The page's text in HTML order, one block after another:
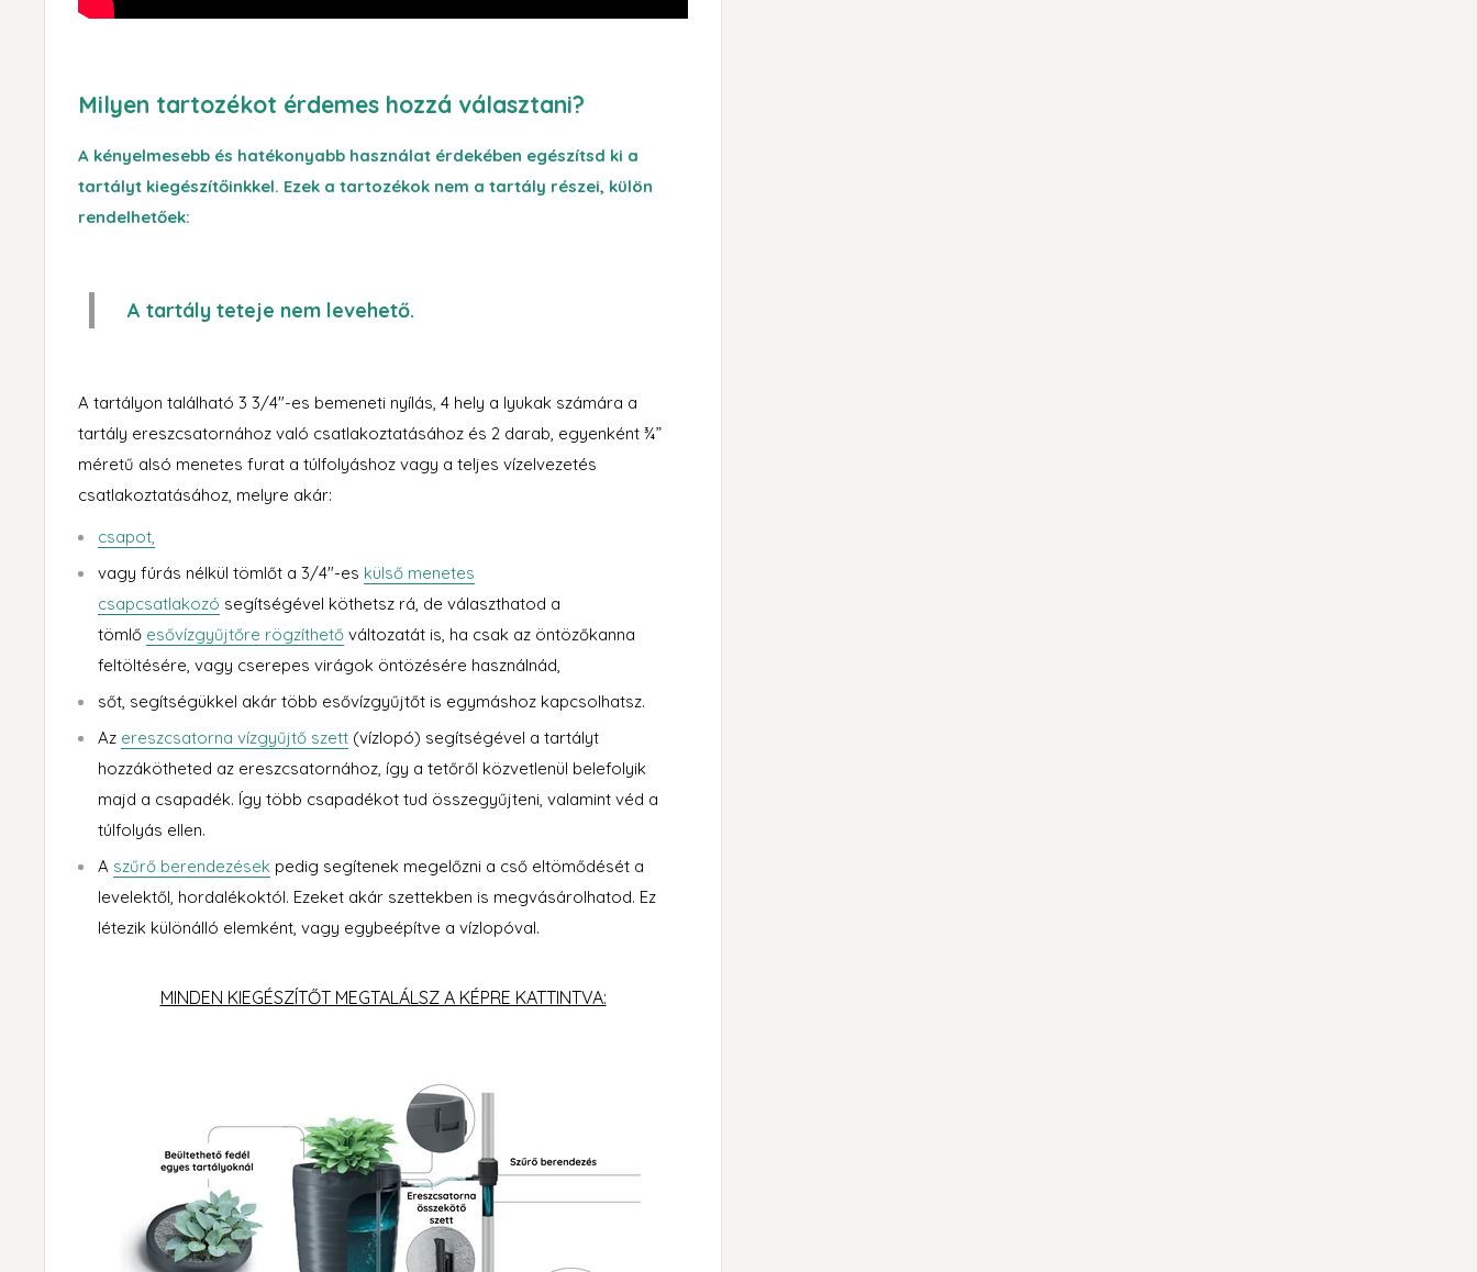
Milyen tartozékot érdemes hozzá választani?
A kényelmesebb és hatékonyabb használat érdekében egészítsd ki a
tartályt kiegészítőinkkel. Ezek a tartozékok nem a tartály részei, külön
rendelhetőek:
A tartály teteje nem levehető.
A tartályon található 3 3/4"-es bemeneti nyílás, 4 hely a lyukak számára a
tartály ereszcsatornához való csatlakoztatásához és 2 darab, egyenként ¾”
méretű alsó menetes furat a túlfolyáshoz vagy a teljes vízelvezetés
csatlakoztatásához, melyre akár:
csapot,
vagy fúrás nélkül tömlőt a 3/4"-es külső menetes
csapcsatlakozó segítségével köthetsz rá, de választhatod a
tömlő esővízgyűjtőre rögzíthető változatát is, ha csak az öntözőkanna
feltöltésére, vagy cserepes virágok öntözésére használnád,
sőt, segítségükkel akár több esővízgyűjtőt is egymáshoz kapcsolhatsz.
Az ereszcsatorna vízgyűjtő szett (vízlopó) segítségével a tartályt
hozzákötheted az ereszcsatornához, így a tetőről közvetlenül belefolyik
majd a csapadék. Így több csapadékot tud összegyűjteni, valamint véd a
túlfolyás ellen.
A szűrő berendezések pedig segítenek megelőzni a cső eltömődését a
levelektől, hordalékoktól. Ezeket akár szettekben is megvásárolhatod. Ez
létezik különálló elemként, vagy egybeépítve a vízlopóval.
MINDEN KIEGÉSZÍTŐT MEGTALÁLSZ A KÉPRE KATTINTVA: